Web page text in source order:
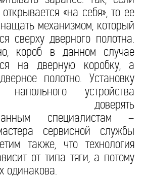
«на себя», то ее
механизмом, который
сверху дверного полотна.
короб в данном случае
на дверную коробку, а
полотно. Установку
устройства
доверять
специалистам –
сервисной службы
также, что технология
от типа тяги, а потому
одинакова.